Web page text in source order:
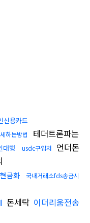
신용카드
하는방법
테더트론파는
대행 usdc구입처
언더돈
금화
국내거래소fds송금시
돈세탁 이더리움전송